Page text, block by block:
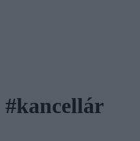
#kancellár